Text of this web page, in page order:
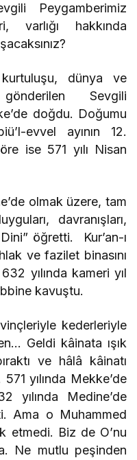
Peygamberimiz
varlığı hakkında
kurtuluşu, dünya ve
Sevgili
doğdu. Doğumu
evvel ayının 12.
ise 571 yılı Nisan
olmak üzere, tam
davranışları,
öğretti. Kur’an-ı
ve fazilet binasını
yılında kameri yıl
kavuştu.
kederleriyle
Geldi kâinata ışık
ve hâlâ kâinatı
yılında Mekke’de
yılında Medine’de
Ama o Muhammed
etmedi. Biz de O’nu
Ne mutlu peşinden